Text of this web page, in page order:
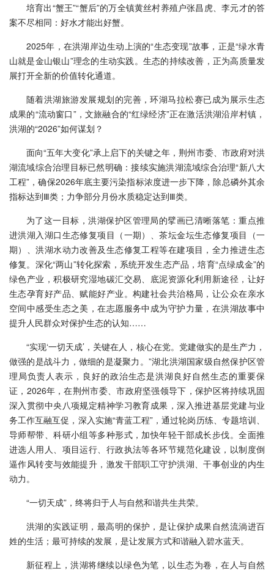
培育出“蟹王”“蟹后”的万全镇黄丝村养殖户张昌虎、李元才的答
案不尽相同：好水才能出好蟹。
2025年，在洪湖岸边生动上演的“生态变现”故事，正是“绿水青
山就是金山银山”理念的生动实践。生态的持续改善，正为高质量发
展打开全新的价值转化通道。
随着洪湖旅游发展规划的完善，环湖马拉松赛已成为展示生态
成果的“流动窗口”，文旅融合的“红绿经济”正在激活洪湖沿岸村镇，
洪湖的“2026”如何谋划？
面向“五年大变化”承上启下的关键之年，荆州市委、市政府对洪
湖流域综合治理目标已然明确：接续实施洪湖流域综合治理“新八大
工程”，确保2026年底主要污染指标浓度进一步下降，除总磷外其余
指标达到Ⅲ类；力争部分月份水质稳定达到Ⅲ类。
为了这一目标，洪湖保护区管理局的擘画已清晰落笔：重点推
进洪湖入湖口生态修复项目（一期）、茶坛金坛生态修复项目（一
期）、洪湖水动力改善及生态修复工程等在建项目，全力推进生态
修复。深化“两山”转化探索，系统开发生态产品，培育“点绿成金”的
绿色产业，积极研究湿地碳汇交易、底泥资源化利用新途径，让好
生态孕育好产品、赋能好产业。构建社会共治格局，让公众在亲水
空间中感受生态之美，在志愿服务中成为守护力量，在洪湖故事中
提升人民群众对保护生态的认知……
“实现‘一切天成’，关键在人，核心在党。党建做实的是生产力，
做强的是战斗力，做细的是凝聚力。”湖北洪湖国家级自然保护区管
理局负责人表示，良好的政治生态是洪湖良好自然生态的重要保
证，2026年，在荆州市委、市政府坚强领导下，保护区将持续巩固
深入贯彻中央八项规定精神学习教育成果，深入推进基层党建与业
务工作互融互促，深入实施“青蓝工程”，通过轮岗历练、专题培训、
导师帮带、科研小组等多种形式，加快年轻干部成长步伐。全面推
进选人用人、项目运行、行政执法等各环节规范化建设，以制度倒
逼作风转变与效能提升，激发干部职工守护洪湖、干事创业的内生
动力。
“一切天成”，终将归于人与自然和谐共生共荣。
洪湖的实践证明，最高明的保护，是让保护成果自然流淌进百
姓的生活；最可持续的发展，是让发展方式和谐融入碧水蓝天。
新征程上，洪湖将继续以绿色为笔，以生态为卷，在人与自然